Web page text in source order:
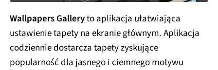
Wallpapers Galleryto aplikacja ułatwiająca
ustawienie tapety na ekranie głównym. Aplikacja
codziennie dostarcza tapety zyskujące
popularność dla jasnego i ciemnego motywu